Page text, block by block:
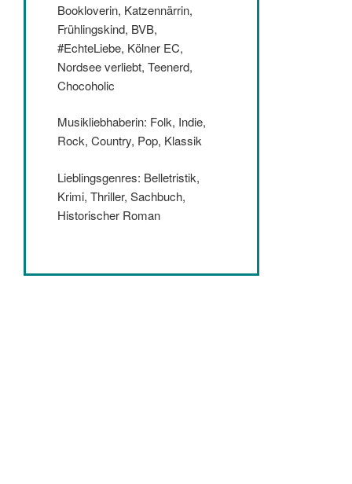
Bookloverin, Katzennärrin,
Frühlingskind, BVB,
#EchteLiebe, Kölner EC,
Nordsee verliebt, Teenerd,
Chocoholic
Musikliebhaberin: Folk, Indie,
Rock, Country, Pop, Klassik
Lieblingsgenres: Belletristik,
Krimi, Thriller, Sachbuch,
Historischer Roman